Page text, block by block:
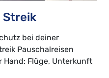
Streik
bei deiner
Pauschalreisen
Hand: Flüge, Unterkunft